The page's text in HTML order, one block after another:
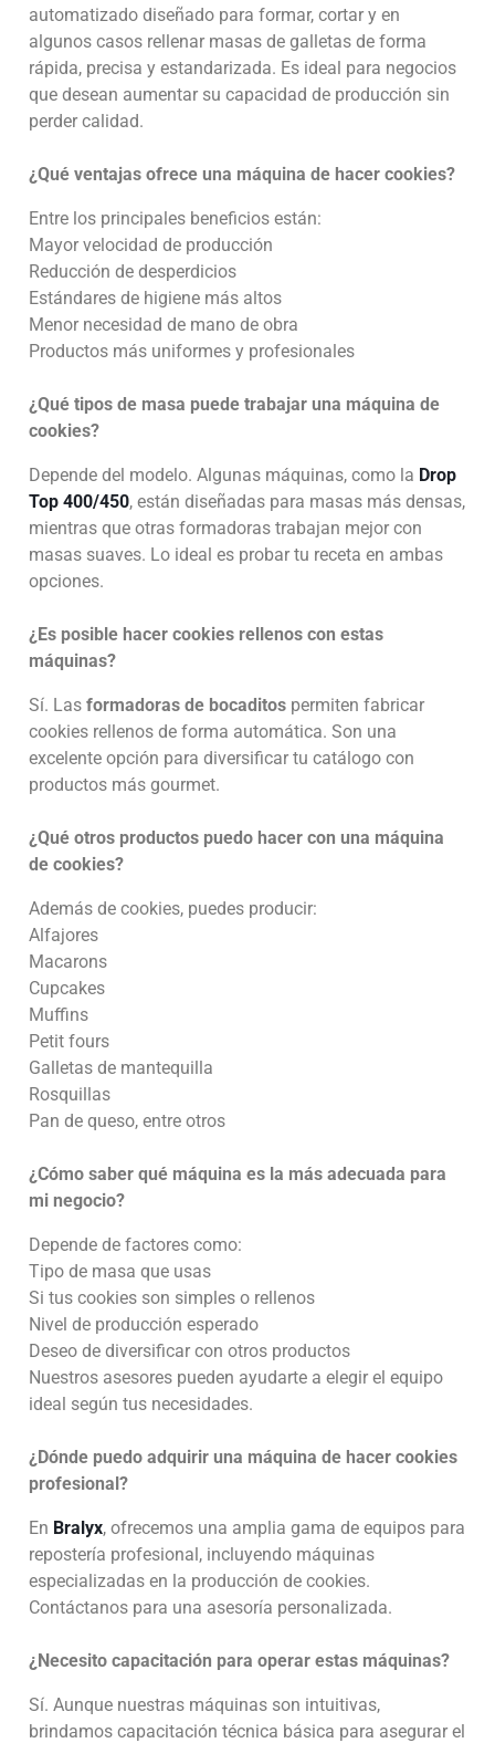
automatizado diseñado para formar, cortar y en
algunos casos rellenar masas de galletas de forma
rápida, precisa y estandarizada. Es ideal para negocios
que desean aumentar su capacidad de producción sin
perder calidad.
¿Qué ventajas ofrece una máquina de hacer cookies?
Entre los principales beneficios están:
Mayor velocidad de producción
Reducción de desperdicios
Estándares de higiene más altos
Menor necesidad de mano de obra
Productos más uniformes y profesionales
¿Qué tipos de masa puede trabajar una máquina de
cookies?
Depende del modelo. Algunas máquinas, como la Drop
Top 400/450, están diseñadas para masas más densas,
mientras que otras formadoras trabajan mejor con
masas suaves. Lo ideal es probar tu receta en ambas
opciones.
¿Es posible hacer cookies rellenos con estas
máquinas?
Sí. Las formadoras de bocaditos permiten fabricar
cookies rellenos de forma automática. Son una
excelente opción para diversificar tu catálogo con
productos más gourmet.
¿Qué otros productos puedo hacer con una máquina
de cookies?
Además de cookies, puedes producir:
Alfajores
Macarons
Cupcakes
Muffins
Petit fours
Galletas de mantequilla
Rosquillas
Pan de queso, entre otros
¿Cómo saber qué máquina es la más adecuada para
mi negocio?
Depende de factores como:
Tipo de masa que usas
Si tus cookies son simples o rellenos
Nivel de producción esperado
Deseo de diversificar con otros productos
Nuestros asesores pueden ayudarte a elegir el equipo
ideal según tus necesidades.
¿Dónde puedo adquirir una máquina de hacer cookies
profesional?
En Bralyx, ofrecemos una amplia gama de equipos para
repostería profesional, incluyendo máquinas
especializadas en la producción de cookies.
Contáctanos para una asesoría personalizada.
¿Necesito capacitación para operar estas máquinas?
Sí. Aunque nuestras máquinas son intuitivas,
brindamos capacitación técnica básica para asegurar el